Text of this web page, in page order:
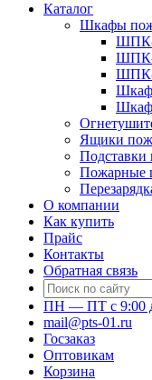
Каталог
Шкафы
Ящики
Подставки
Пожарные
О компании
Как купить
Прайс
Контакты
Обратная связь
ПН — ПТ с 9:00
mail@pts-01.ru
Госзаказ
Оптовикам
Корзина